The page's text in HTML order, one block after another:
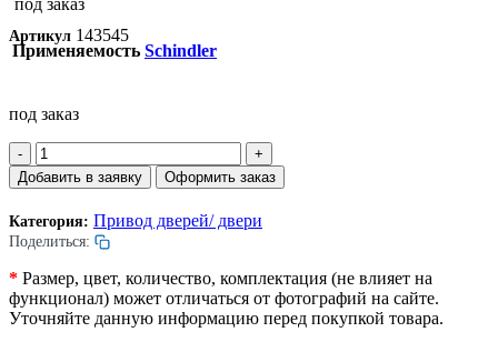
под заказ
Артикул 143545
Применяемость Schindler
под заказ
Количество
товара
Груз
закрытия
дверей
лифта.
D=24мм.
d=3,5мм.
Добавить в заявку Оформить заказ
Категория: Привод дверей/ двери
Поделиться:
* Размер, цвет, количество, комплектация (не влияет на
функционал) может отличаться от фотографий на сайте.
Уточняйте данную информацию перед покупкой товара.